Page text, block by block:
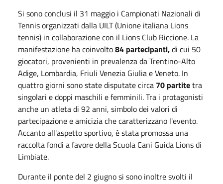
Si sono conclusi il 31 maggio i Campionati Nazionali di
Tennis organizzati dalla UILT (Unione italiana Lions
tennis) in collaborazione con il Lions Club Riccione. La
manifestazione ha coinvolto84 partecipanti,di cui 50
giocatori, provenienti in prevalenza da Trentino-Alto
Adige, Lombardia, Friuli Venezia Giulia e Veneto. In
quattro giorni sono state disputate circa 70 partitetra
singolari e doppi maschili e femminili. Tra i protagonisti
anche un atleta di 92 anni, simbolo dei valori di
partecipazione e amicizia che caratterizzano l'evento.
Accanto all'aspetto sportivo, è stata promossa una
raccolta fondi a favore della Scuola Cani Guida Lions di
Limbiate.
Durante il ponte del 2 giugno si sono inoltre svolti il